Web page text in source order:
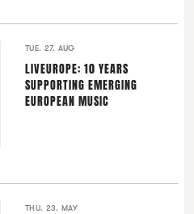
TUE. 27. AUG
LIVEUROPE: 10 YEARS
SUPPORTING EMERGING
EUROPEAN MUSIC
THU. 23. MAY